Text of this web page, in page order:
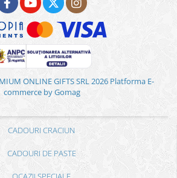
ONLINE GIFTS SRL 2026 Platforma E-
commerce by Gomag
CADOURI CRACIUN
CADOURI DE PASTE